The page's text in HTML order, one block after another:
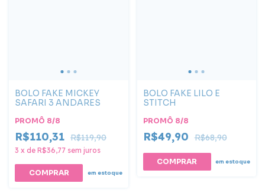
BOLO FAKE MICKEY
SAFARI 3 ANDARES
PROMÔ 8/8
R$110,31 R$119,90
3 x de R$36,77 sem juros
COMPRAR em estoque
BOLO FAKE LILO E
STITCH
PROMÔ 8/8
R$49,90 R$68,90
em estoque